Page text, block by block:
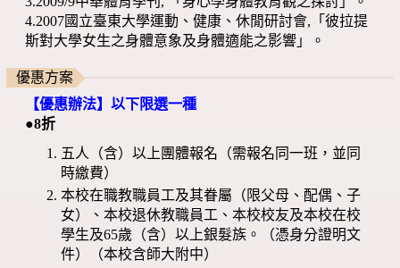
4.2007國立臺東大學運動、健康、休閒研討會,「彼拉提
斯對大學女生之身體意象及身體適能之影響」。
優惠方案
【優惠辦法】以下限選一種
●8折
五人（含）以上團體報名（需報名同一班，並同
時繳費）
本校在職教職員工及其眷屬（限父母、配偶、子
女）、本校退休教職員工、本校校友及本校在校
學生及65歲（含）以上銀髮族。（憑身分證明文
件）（本校含師大附中）